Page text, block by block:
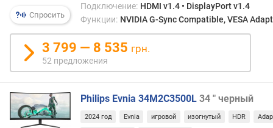
н
о
с
т
и
о
т
д
Спросить
Подключение: HDMI v1.4 • DisplayPort v1.4
Функции: NVIDIA G-Sync Compatible, VESA
3 799 — 8 535 грн.
52 предложения
Philips Evnia 34M2C3500L 34 " черный
2024 год Evnia игровой изогнутый HDR